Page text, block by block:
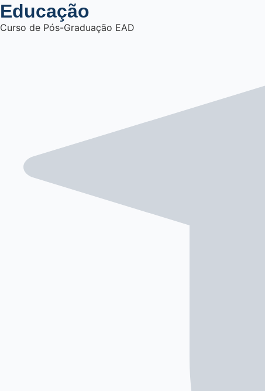
Educação
Curso de Pós-Graduação EAD